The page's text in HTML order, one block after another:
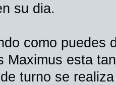
su dia.
como puedes
Maximus esta
turno se